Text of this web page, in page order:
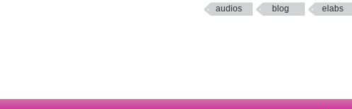
audios blog elabs